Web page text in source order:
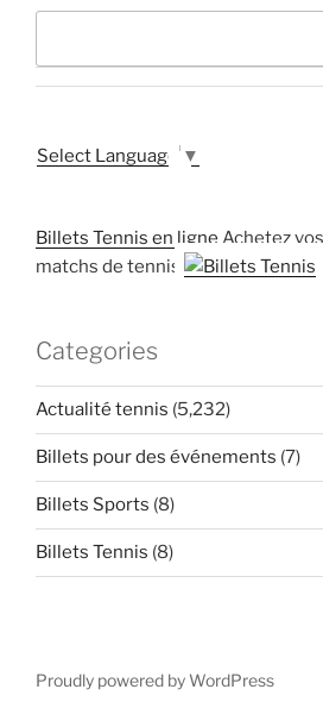
Select Language ▼
Billets Tennis en ligne Achetez
matchs de tennis
Categories
Actualité tennis (5,232)
Billets pour des événements (7)
Billets Sports (8)
Billets Tennis (8)
Proudly powered by WordPress